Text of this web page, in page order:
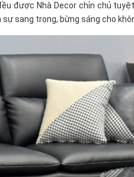
được Nhà Decor chỉn chủ
sang trọng, bừng sáng cho